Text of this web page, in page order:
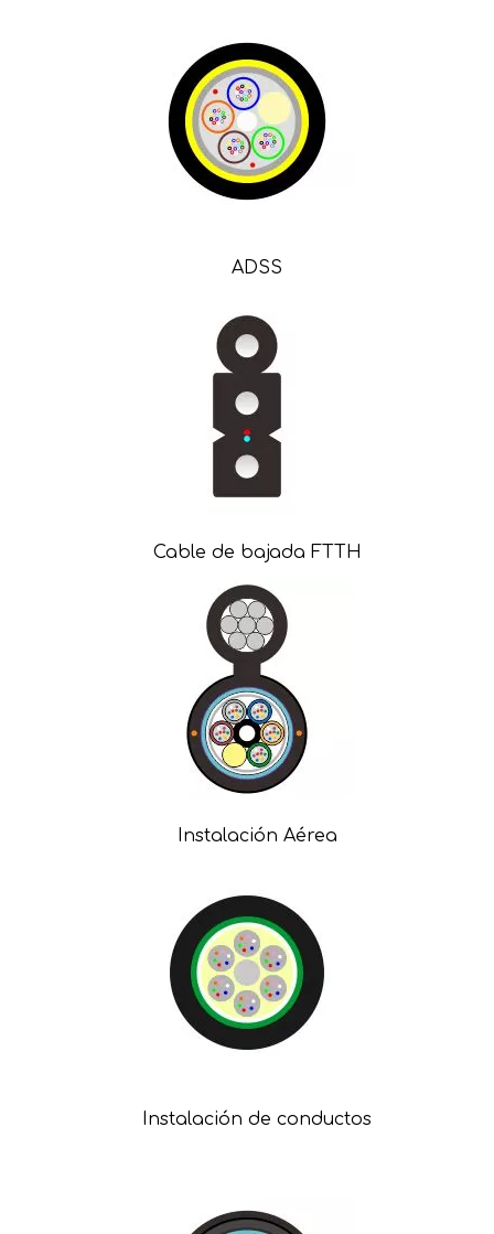
ADSS
Cable de bajada FTTH
Instalación Aérea
Instalación de conductos